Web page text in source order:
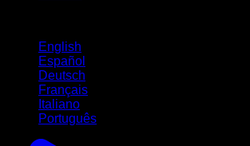
English
Español
Deutsch
Français
Italiano
Português